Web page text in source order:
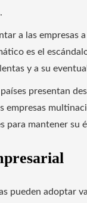
a las empresas
es el
y a su
presentan
mantener su
pueden adoptar